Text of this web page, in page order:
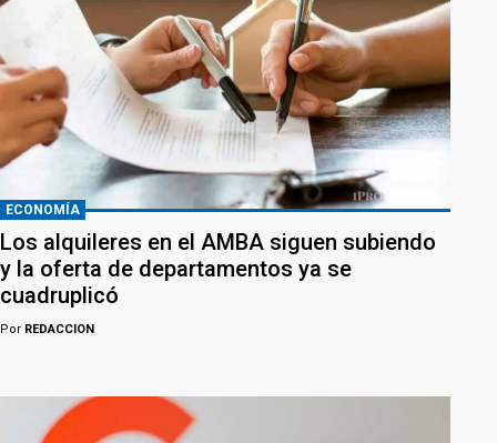
ECONOMÍA
Los alquileres en el AMBA siguen subiendo
y la oferta de departamentos ya se
cuadruplicó
Por REDACCION